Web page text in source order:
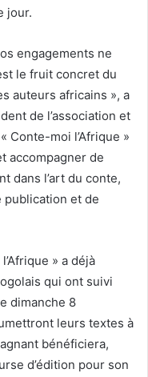
jour.
engagements ne
le fruit concret du
auteurs africains », a
de l’association et
Conte-moi l’Afrique »
accompagner de
dans l’art du conte,
et de
» a déjà
qui ont suivi
dimanche 8
leurs textes à
bénéficiera,
d’édition pour son